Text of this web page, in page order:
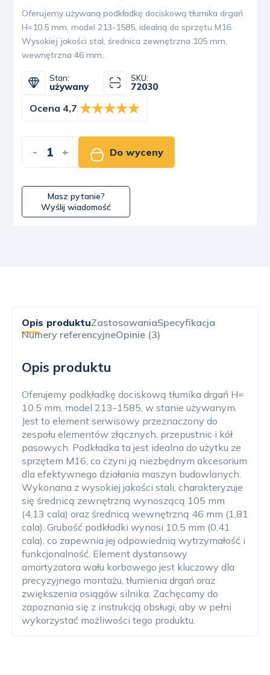
Oferujemy używaną podkładkę dociskową tłumika drgań
H=10.5 mm, model 213-1585, idealną do sprzętu M16.
Wysokiej jakości stal, średnica zewnętrzna 105 mm,
wewnętrzna 46 mm.
Stan:
używany
SKU:
72030
Ocena 4,7
- + Do wyceny
Masz pytanie?
Wyślij wiadomość
Opis produktuZastosowaniaSpecyfikacja
Numery referencyjneOpinie (3)
Opis produktu
Oferujemy podkładkę dociskową tłumika drgań H=
10.5 mm, model 213-1585, w stanie używanym.
Jest to element serwisowy przeznaczony do
zespołu elementów złącznych, przepustnic i kół
pasowych. Podkładka ta jest idealna do użytku ze
sprzętem M16, co czyni ją niezbędnym akcesorium
dla efektywnego działania maszyn budowlanych.
Wykonana z wysokiej jakości stali, charakteryzuje
się średnicą zewnętrzną wynoszącą 105 mm
(4,13 cala) oraz średnicą wewnętrzną 46 mm (1,81
cala). Grubość podkładki wynosi 10,5 mm (0,41
cala), co zapewnia jej odpowiednią wytrzymałość i
funkcjonalność. Element dystansowy
amortyzatora wału korbowego jest kluczowy dla
precyzyjnego montażu, tłumienia drgań oraz
zwiększenia osiągów silnika. Zachęcamy do
zapoznania się z instrukcją obsługi, aby w pełni
wykorzystać możliwości tego produktu.